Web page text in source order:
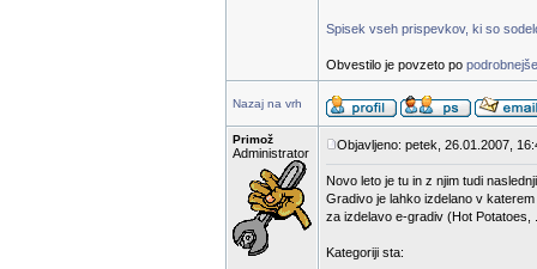
Spisek vseh prispevkov, ki so
Obvestilo je povzeto po
Nazaj na vrh
Primož
Administrator
Objavljeno: petek, 26.01.2007,
Novo leto je tu in z njim tudi
Gradivo je lahko izdelano v
za izdelavo e-gradiv (Hot Potatoes,
Kategoriji sta: